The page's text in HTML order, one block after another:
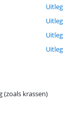
Uitleg
Uitleg
Uitleg
Uitleg
(zoals krassen)